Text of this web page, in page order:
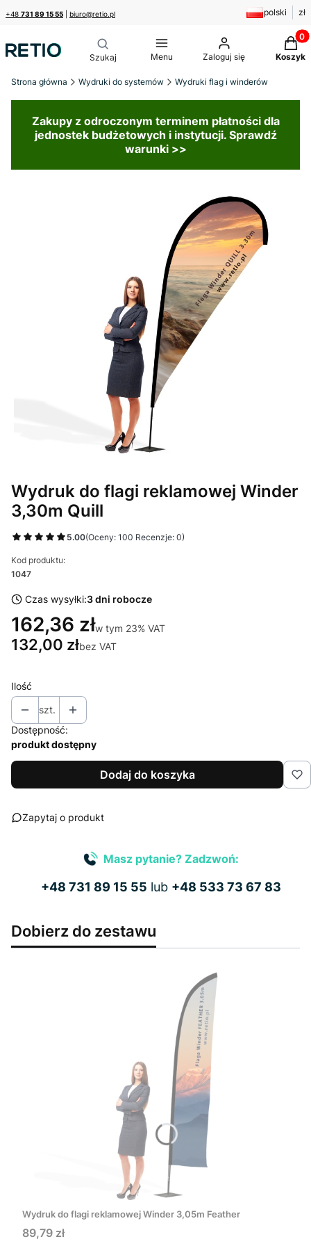
+48 731 89 15 55 biuro@retio.pl polski zł
Menu Zaloguj się Koszyk
Strona główna Wydruki do systemów Wydruki flag i winderów
Zakupy z odroczonym terminem płatności dla
jednostek budżetowych i instytucji. Sprawdź
warunki >>
Wydruk do flagi reklamowej Winder
3,30m Quill
5.00(Oceny: 100 Recenzje: 0)
Kod produktu:
1047
Czas wysyłki:3 dni robocze
162,36 złw tym 23% VAT
w tym 23% VAT
132,00 złbez VAT
Ilość
szt.
Dostępność:
produkt dostępny
Dodaj do koszyka
Zapytaj o produkt
Masz pytanie? Zadzwoń:
+48 731 89 15 55 lub +48 533 73 67 83
Dobierz do zestawu
Wydruk do flagi reklamowej Winder 3,05m Feather
Cena
89,79 zł